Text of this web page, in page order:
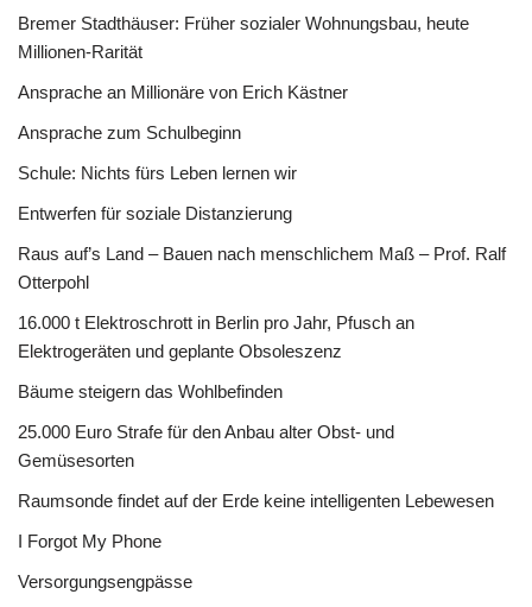
Bremer Stadthäuser: Früher sozialer Wohnungsbau, heute
Millionen-Rarität
Ansprache an Millionäre von Erich Kästner
Ansprache zum Schulbeginn
Schule: Nichts fürs Leben lernen wir
Entwerfen für soziale Distanzierung
Raus auf’s Land – Bauen nach menschlichem Maß – Prof. Ralf
Otterpohl
16.000 t Elektroschrott in Berlin pro Jahr, Pfusch an
Elektrogeräten und geplante Obsoleszenz
Bäume steigern das Wohlbefinden
25.000 Euro Strafe für den Anbau alter Obst- und
Gemüsesorten
Raumsonde findet auf der Erde keine intelligenten Lebewesen
I Forgot My Phone
Versorgungsengpässe